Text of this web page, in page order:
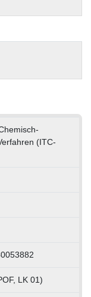
(ITC-
LK 01)